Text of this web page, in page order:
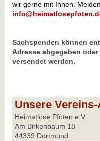
wir gerne mit Ihnen.
Sachspenden können
Adresse abgegeben
versendet werden.
Unsere
Heimatlose Pfoten e.V.
Am Birkenbaum 18
44339 Dortmund